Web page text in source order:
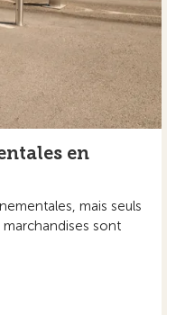
en
mais seuls
sont